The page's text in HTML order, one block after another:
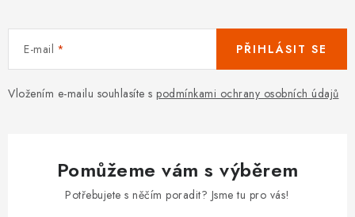
E-mail
Vložením e-mailu souhlasíte s podmínkami ochrany osobních údajů
PŘIHLÁSIT SE
Pomůžeme vám s výběrem
Potřebujete s něčím poradit? Jsme tu pro vás!